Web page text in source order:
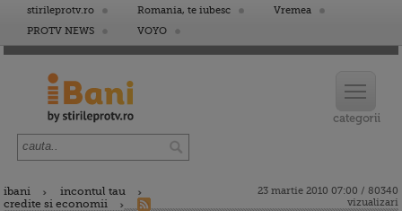
stirileprotv.ro Romania, te iubesc
Vremea
PROTV NEWS
VOYO
ibani
incontul tau
credite si economii
23 martie 2010 07:00 / 80340
vizualizari